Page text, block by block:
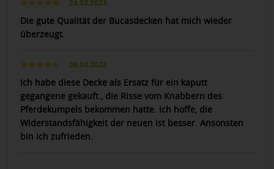
24.03.2023
Die gute Qualität der Bucasdecken hat mich wieder
überzeugt.
06.03.2023
Ich habe diese Decke als Ersatz für ein kaputt
gegangene gekauft., die Risse vom Knabbern des
Pferdekumpels bekommen hatte. Ich hoffe, die
Widerstandsfähigkeit der neuen ist besser. Ansonsten
bin ich zufrieden.